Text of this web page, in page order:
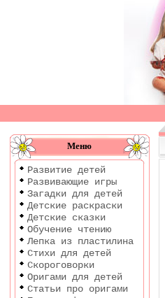
|
Раскраски
Развитие
детей
Меню
Развитие детей
Развивающие игры
Загадки для детей
Детские раскраски
Детские сказки
Обучение чтению
Лепка из пластилина
Стихи для детей
Скороговорки
Оригами для детей
Статьи про оригами